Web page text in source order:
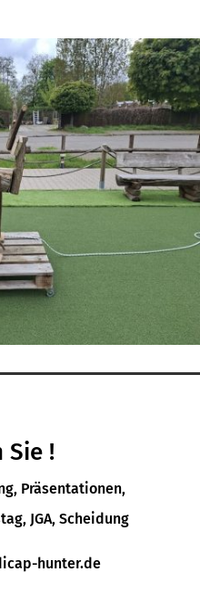
Sie !
Präsentationen,
JGA, Scheidung
hunter.de